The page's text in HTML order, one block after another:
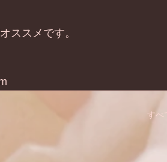
ススメです。
すべ